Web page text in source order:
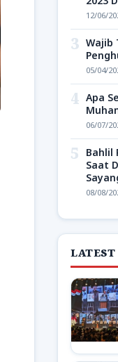
12/06/
3 Wajib
05/04/
4 Apa
06/07/
5
Bahlil
Saat
08/08/
LATEST